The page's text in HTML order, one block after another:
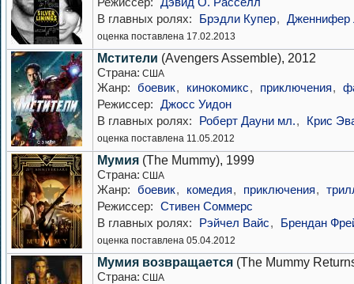
В главных ролях:
Брэдли Купер, Дженнифер
оценка поставлена 17.02.2013
Мстители (Avengers Assemble), 2012
Страна: США
Жанр: боевик, кинокомикс, приключения,
Режиссер: Джосс Уидон
В главных ролях:
Роберт Дауни мл., Крис
оценка поставлена 11.05.2012
Мумия (The Mummy), 1999
Страна: США
Жанр: боевик, комедия, приключения,
Режиссер: Стивен Соммерс
В главных ролях:
Рэйчел Вайс, Брендан
оценка поставлена 05.04.2012
Мумия возвращается (The Mummy
Страна: США